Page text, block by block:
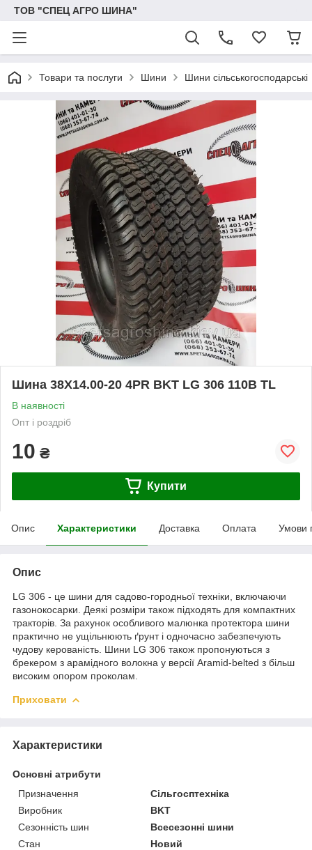
ТОВ "СПЕЦ АГРО ШИНА"
Товари та послуги Шини Шини сільськогосподарські
Шина 38X14.00-20 4PR BKT LG 306 110B TL
В наявності
Опт і роздріб
10 ₴
Купити
Опис Характеристики Доставка Оплата Умови
Опис
LG 306 - це шини для садово-городньої техніки, включаючи
газонокосарки. Деякі розміри також підходять для компактних
тракторів. За рахунок особливого малюнка протектора шини
практично не ущільнюють ґрунт і одночасно забезпечують
чудову керованість. Шини LG 306 також пропонуються з
брекером з арамідного волокна у версії Aramid-belted з більш
високим опором проколам.
Приховати
Характеристики
Основні атрибути
Призначення
Сільгосптехніка
Виробник
BKT
Сезонність шин
Всесезонні шини
Стан
Новий